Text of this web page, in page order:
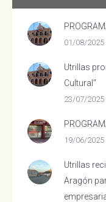
01/08/2025
Utrillas
Cultural”
23/07/2025
19/06/2025
Utrillas
Aragón